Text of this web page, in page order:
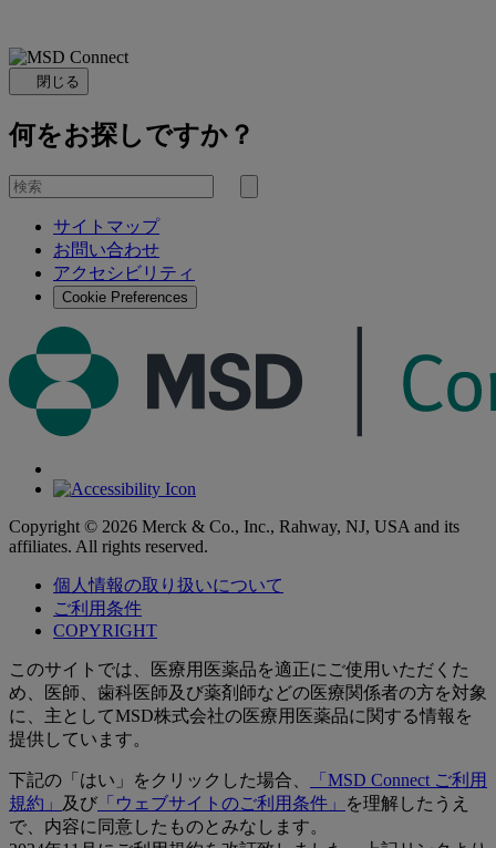
閉じる
何をお探しですか？
を
検
サイトマップ
お問い合わせ
アクセシビリティ
Cookie Preferences
Copyright © 2026 Merck & Co., Inc., Rahway, NJ, USA and its
affiliates. All rights reserved.
個人情報の取り扱いについて
ご利用条件
COPYRIGHT
このサイトでは、医療用医薬品を適正にご使用いただくた
め、医師、歯科医師及び薬剤師などの医療関係者の方を対象
に、主としてMSD株式会社の医療用医薬品に関する情報を
提供しています。
下記の「はい」をクリックした場合、
「MSD Connect ご利用
規約」 及び 「ウェブサイトのご利用条件」
を理解したうえ
で、内容に同意したものとみなします。